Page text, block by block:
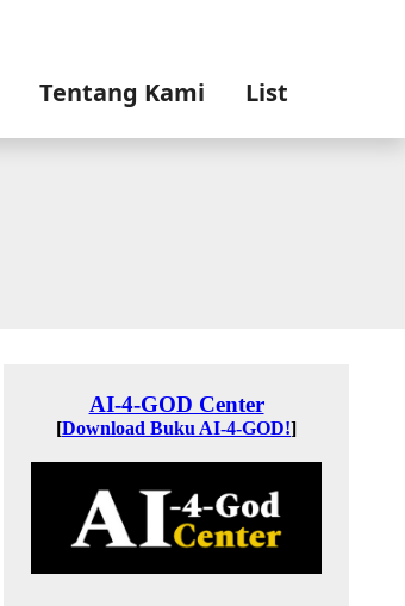
Tentang Kami List